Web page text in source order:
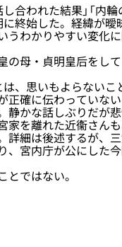
われた結果」「内輪
終始した。経緯が
うわかりやすい変化
母・貞明皇后をして
、思いもよらない
確に伝わっていな
静かな話しぶりだが悲
を離れた近衞さんも
詳細は後述するが、
、宮内庁が公にした
ではない。